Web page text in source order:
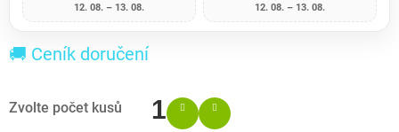
12. 08. – 13. 08. 12. 08. – 13. 08.
🚚 Ceník doručení